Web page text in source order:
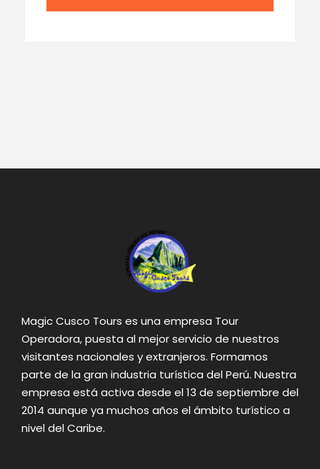
Magic Cusco Tours es una empresa Tour
Operadora, puesta al mejor servicio de nuestros
visitantes nacionales y extranjeros. Formamos
parte de la gran industria turística del Perú. Nuestra
empresa está activa desde el 13 de septiembre del
2014 aunque ya muchos años el ámbito turístico a
nivel del Caribe.